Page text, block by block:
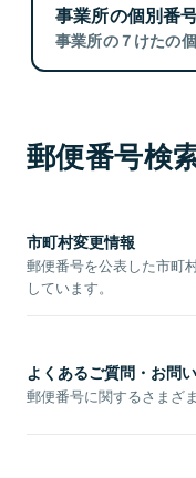
事業所の個別番
事業所の７けたの
郵便番号検
市町村変更情報
郵便番号を公表した市町
しています。
よくあるご質問・お問
郵便番号に関するさまざ